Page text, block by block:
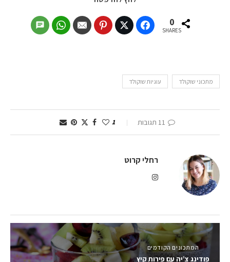
0
SHARES
מתכוני שוקולד עוגיות שוקולד
11 תגובות 1
רחלי קרוט
המתכונים הקודמים
פודינג צ’יה עם פירות קיץ